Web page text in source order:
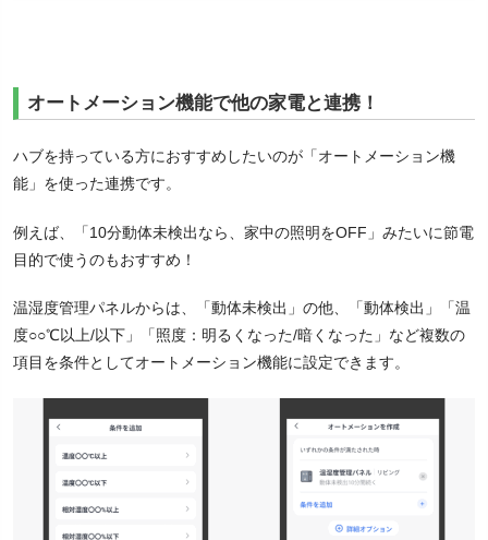
オートメーション機能で他の家電と連携！
ハブを持っている方におすすめしたいのが「オートメーション機
能」を使った連携です。
例えば、「10分動体未検出なら、家中の照明をOFF」みたいに節電
目的で使うのもおすすめ！
温湿度管理パネルからは、「動体未検出」の他、「動体検出」「温
度○○℃以上/以下」「照度：明るくなった/暗くなった」など複数の
項目を条件としてオートメーション機能に設定できます。